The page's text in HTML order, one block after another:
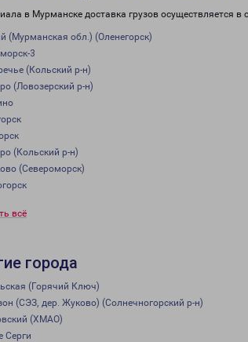
в Мурманске доставка грузов осуществляется в
(Мурманская обл.) (Оленегорск)
3
(Кольский р-н)
(Ловозерский р-н)
(Кольский р-н)
(Североморск)
всё
города
(Горячий Ключ)
(СЭЗ, дер. Жуково) (Солнечногорский р-н)
(ХМАО)
Серги